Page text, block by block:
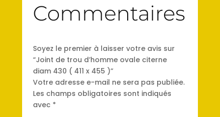
Commentaires
Soyez le premier à laisser votre avis sur
“Joint de trou d’homme ovale citerne
diam 430 ( 411 x 455 )”
Votre adresse e-mail ne sera pas publiée.
Les champs obligatoires sont indiqués
avec *